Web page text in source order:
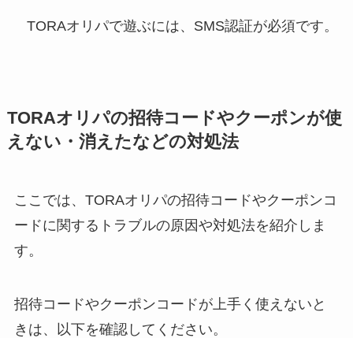
TORAオリパで遊ぶには、SMS認証が必須です。
TORAオリパの招待コードやクーポンが使
えない・消えたなどの対処法
ここでは、TORAオリパの招待コードやクーポンコ
ードに関するトラブルの原因や対処法を紹介しま
す。
招待コードやクーポンコードが上手く使えないと
きは、以下を確認してください。